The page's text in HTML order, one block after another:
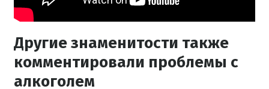
Другие знаменитости также
комментировали проблемы с
алкоголем